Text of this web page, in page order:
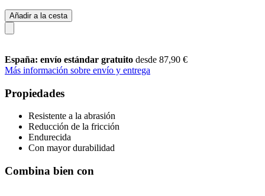
Añadir a la cesta
España: envío estándar gratuito desde 87,90 €
Más información sobre envío y entrega
Propiedades
Resistente a la abrasión
Reducción de la fricción
Endurecida
Con mayor durabilidad
Combina bien con